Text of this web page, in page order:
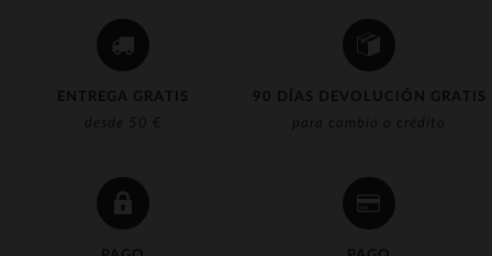
ENTREGA GRATIS
desde 50 €
90 DÍAS DEVOLUCIÓN GRATIS
para cambio o crédito